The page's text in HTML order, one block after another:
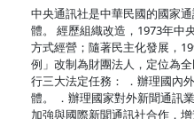
中央通訊社是中華民國的國家
體。 經歷組織改造，1973年中
方式經營；隨著民主化發展，
例」改制為財團法人，定位為
行三大法定任務： ．辦理國內
體。 ．辦理國家對外新聞通訊
加強與國際新聞通訊社合作，